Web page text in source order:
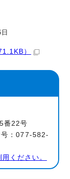
）
番22号
：077-582-
ください。